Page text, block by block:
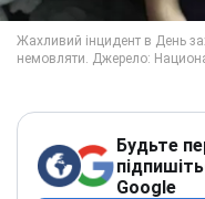
Будьте
Google